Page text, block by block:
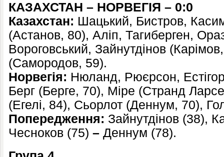
КАЗАХСТАН – НОРВЕГІЯ – 0:0
Казахстан: Шацький, Бистров,
(Астанов, 80), Аліп, Тагиберген,
Вороговський, Зайнутдінов
(Самородов, 59).
Норвегія: Нюланд, Рюєрсон,
Берг (Берге, 70), Міре (Странд
(Егелі, 84), Сьорлот (Деннум, 70),
Попередження: Зайнутдінов (38),
Чесноков (75) – Деннум (78).